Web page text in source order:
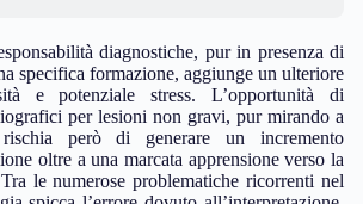
diagnostiche, pur in presenza di
specifica formazione, aggiunge un ulteriore
e potenziale stress. L’opportunità di
per lesioni non gravi, pur mirando a
però di generare un incremento
oltre a una marcata apprensione verso la
le numerose problematiche ricorrenti nel